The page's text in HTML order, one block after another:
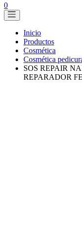
0
Inicio
Productos
Cosmética
Cosmética
SOS REPAIR
REPARADOR